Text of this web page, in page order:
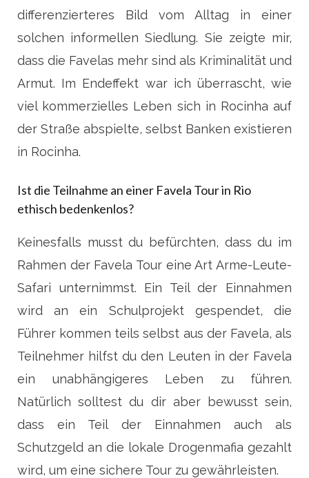
differenzierteres Bild vom Alltag in einer
solchen informellen Siedlung. Sie zeigte mir,
dass die Favelas mehr sind als Kriminalität und
Armut. Im Endeffekt war ich überrascht, wie
viel kommerzielles Leben sich in Rocinha auf
der Straße abspielte, selbst Banken existieren
in Rocinha.
Ist die Teilnahme an einer Favela Tour in Rio
ethisch bedenkenlos?
Keinesfalls musst du befürchten, dass du im
Rahmen der Favela Tour eine Art Arme-Leute-
Safari unternimmst. Ein Teil der Einnahmen
wird an ein Schulprojekt gespendet, die
Führer kommen teils selbst aus der Favela, als
Teilnehmer hilfst du den Leuten in der Favela
ein unabhängigeres Leben zu führen.
Natürlich solltest du dir aber bewusst sein,
dass ein Teil der Einnahmen auch als
Schutzgeld an die lokale Drogenmafia gezahlt
wird, um eine sichere Tour zu gewährleisten.